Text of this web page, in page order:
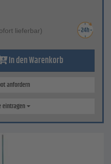
lieferbar)
In den Warenkorb
anfordern